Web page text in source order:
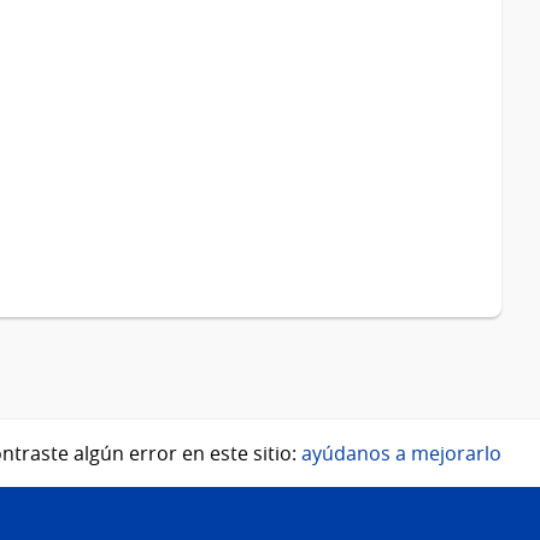
algún error en este sitio: ayúdanos a mejorarlo